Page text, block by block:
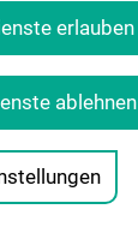
erlauben
ablehnen